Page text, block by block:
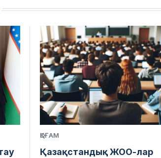
ҚОҒАМ
Қазақстандық ЖОО-лар